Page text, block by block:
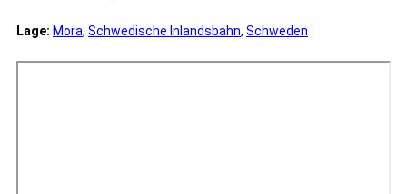
Lage: Mora, Schwedische Inlandsbahn, Schweden